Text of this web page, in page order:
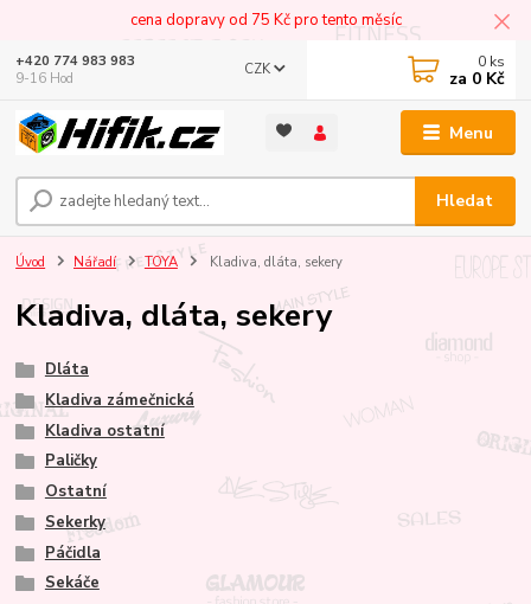
cena dopravy od 75 Kč pro tento měsíc
Menu
CZK
Hledat
+420 774 983 983
9-16 Hod
0 ks
za 0 Kč
Úvod Nářadí TOYA Kladiva, dláta, sekery
Kladiva, dláta, sekery
Dláta
Kladiva zámečnická
Kladiva ostatní
Paličky
Ostatní
Sekerky
Páčidla
Sekáče